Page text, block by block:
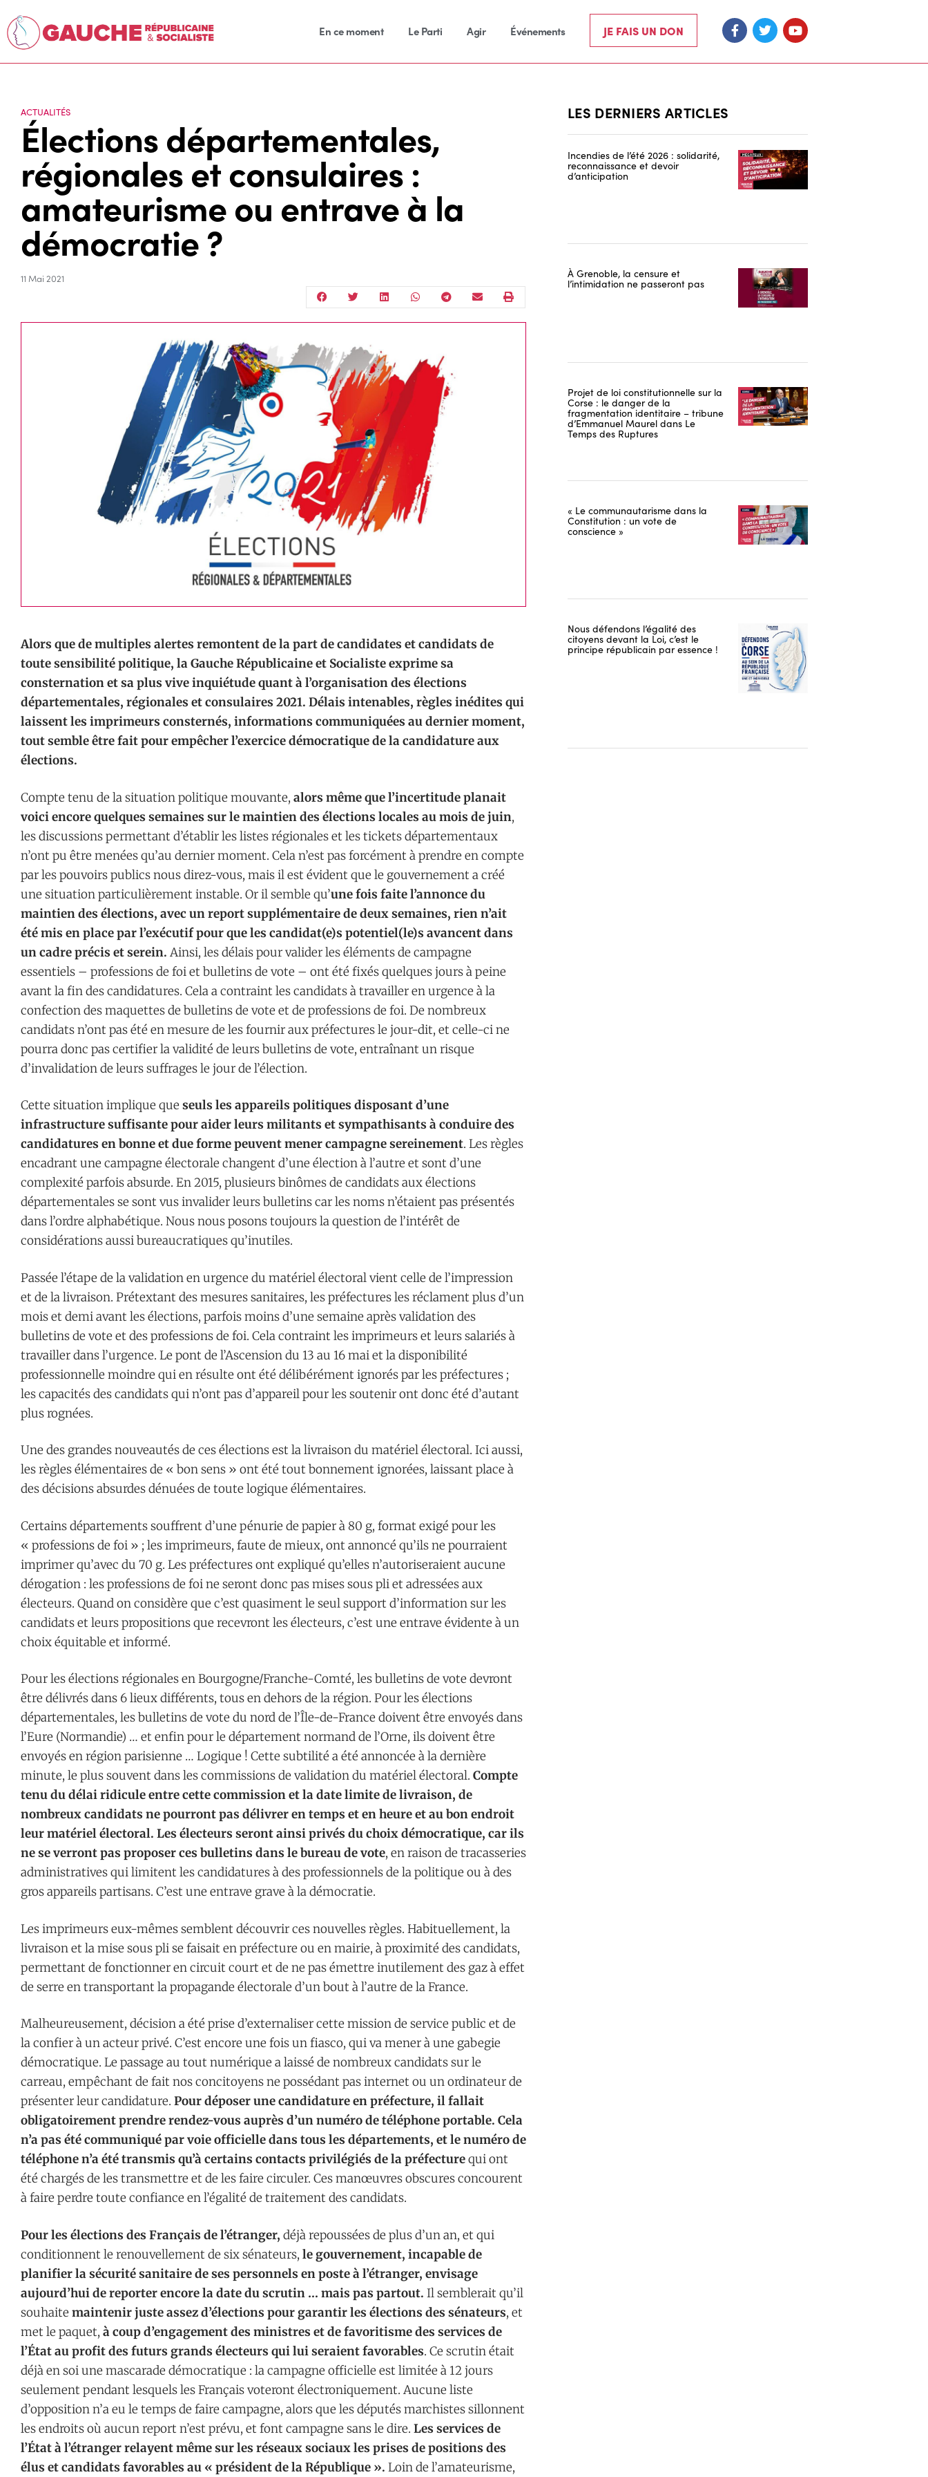
En ce moment Le Parti Agir Événements JE FAIS UN DON
ACTUALITÉS
Élections départementales,
régionales et consulaires :
amateurisme ou entrave à la
démocratie ?
11 Mai 2021
Alors que de multiples alertes remontent de la part de candidates et candidats de
toute sensibilité politique, la Gauche Républicaine et Socialiste exprime sa
consternation et sa plus vive inquiétude quant à l’organisation des élections
départementales, régionales et consulaires 2021. Délais intenables, règles inédites qui
laissent les imprimeurs consternés, informations communiquées au dernier moment,
tout semble être fait pour empêcher l’exercice démocratique de la candidature aux
élections.
Compte tenu de la situation politique mouvante, alors même que l’incertitude planait
voici encore quelques semaines sur le maintien des élections locales au mois de juin,
les discussions permettant d’établir les listes régionales et les tickets départementaux
n’ont pu être menées qu’au dernier moment. Cela n’est pas forcément à prendre en compte
par les pouvoirs publics nous direz-vous, mais il est évident que le gouvernement a créé
une situation particulièrement instable. Or il semble qu’une fois faite l’annonce du
maintien des élections, avec un report supplémentaire de deux semaines, rien n’ait
été mis en place par l’exécutif pour que les candidat(e)s potentiel(le)s avancent dans
un cadre précis et serein. Ainsi, les délais pour valider les éléments de campagne
essentiels – professions de foi et bulletins de vote – ont été fixés quelques jours à peine
avant la fin des candidatures. Cela a contraint les candidats à travailler en urgence à la
confection des maquettes de bulletins de vote et de professions de foi. De nombreux
candidats n’ont pas été en mesure de les fournir aux préfectures le jour-dit, et celle-ci ne
pourra donc pas certifier la validité de leurs bulletins de vote, entraînant un risque
d’invalidation de leurs suffrages le jour de l’élection.
Cette situation implique que seuls les appareils politiques disposant d’une
infrastructure suffisante pour aider leurs militants et sympathisants à conduire des
candidatures en bonne et due forme peuvent mener campagne sereinement. Les règles
encadrant une campagne électorale changent d’une élection à l’autre et sont d’une
complexité parfois absurde. En 2015, plusieurs binômes de candidats aux élections
départementales se sont vus invalider leurs bulletins car les noms n’étaient pas présentés
dans l’ordre alphabétique. Nous nous posons toujours la question de l’intérêt de
considérations aussi bureaucratiques qu’inutiles.
Passée l’étape de la validation en urgence du matériel électoral vient celle de l’impression
et de la livraison. Prétextant des mesures sanitaires, les préfectures les réclament plus d’un
mois et demi avant les élections, parfois moins d’une semaine après validation des
bulletins de vote et des professions de foi. Cela contraint les imprimeurs et leurs salariés à
travailler dans l’urgence. Le pont de l’Ascension du 13 au 16 mai et la disponibilité
professionnelle moindre qui en résulte ont été délibérément ignorés par les préfectures ;
les capacités des candidats qui n’ont pas d’appareil pour les soutenir ont donc été d’autant
plus rognées.
Une des grandes nouveautés de ces élections est la livraison du matériel électoral. Ici aussi,
les règles élémentaires de « bon sens » ont été tout bonnement ignorées, laissant place à
des décisions absurdes dénuées de toute logique élémentaires.
Certains départements souffrent d’une pénurie de papier à 80 g, format exigé pour les
« professions de foi » ; les imprimeurs, faute de mieux, ont annoncé qu’ils ne pourraient
imprimer qu’avec du 70 g. Les préfectures ont expliqué qu’elles n’autoriseraient aucune
dérogation : les professions de foi ne seront donc pas mises sous pli et adressées aux
électeurs. Quand on considère que c’est quasiment le seul support d’information sur les
candidats et leurs propositions que recevront les électeurs, c’est une entrave évidente à un
choix équitable et informé.
Pour les élections régionales en Bourgogne/Franche-Comté, les bulletins de vote devront
être délivrés dans 6 lieux différents, tous en dehors de la région. Pour les élections
départementales, les bulletins de vote du nord de l’Île-de-France doivent être envoyés dans
l’Eure (Normandie) … et enfin pour le département normand de l’Orne, ils doivent être
envoyés en région parisienne … Logique ! Cette subtilité a été annoncée à la dernière
minute, le plus souvent dans les commissions de validation du matériel électoral. Compte
tenu du délai ridicule entre cette commission et la date limite de livraison, de
nombreux candidats ne pourront pas délivrer en temps et en heure et au bon endroit
leur matériel électoral. Les électeurs seront ainsi privés du choix démocratique, car ils
ne se verront pas proposer ces bulletins dans le bureau de vote, en raison de tracasseries
administratives qui limitent les candidatures à des professionnels de la politique ou à des
gros appareils partisans. C’est une entrave grave à la démocratie.
Les imprimeurs eux-mêmes semblent découvrir ces nouvelles règles. Habituellement, la
livraison et la mise sous pli se faisait en préfecture ou en mairie, à proximité des candidats,
permettant de fonctionner en circuit court et de ne pas émettre inutilement des gaz à effet
de serre en transportant la propagande électorale d’un bout à l’autre de la France.
Malheureusement, décision a été prise d’externaliser cette mission de service public et de
la confier à un acteur privé. C’est encore une fois un fiasco, qui va mener à une gabegie
démocratique. Le passage au tout numérique a laissé de nombreux candidats sur le
carreau, empêchant de fait nos concitoyens ne possédant pas internet ou un ordinateur de
présenter leur candidature. Pour déposer une candidature en préfecture, il fallait
obligatoirement prendre rendez-vous auprès d’un numéro de téléphone portable. Cela
n’a pas été communiqué par voie officielle dans tous les départements, et le numéro de
téléphone n’a été transmis qu’à certains contacts privilégiés de la préfecturequi ont
été chargés de les transmettre et de les faire circuler. Ces manœuvres obscures concourent
à faire perdre toute confiance en l’égalité de traitement des candidats.
Pour les élections des Français de l’étranger, déjà repoussées de plus d’un an, et qui
conditionnent le renouvellement de six sénateurs, le gouvernement, incapable de
planifier la sécurité sanitaire de ses personnels en poste à l’étranger, envisage
aujourd’hui de reporter encore la date du scrutin … mais pas partout. Il semblerait qu’il
souhaite maintenir juste assez d’élections pour garantir les élections des sénateurs, et
met le paquet, à coup d’engagement des ministres et de favoritisme des services de
l’État au profit des futurs grands électeurs qui lui seraient favorables. Ce scrutin était
déjà en soi une mascarade démocratique : la campagne officielle est limitée à 12 jours
seulement pendant lesquels les Français voteront électroniquement. Aucune liste
d’opposition n’a eu le temps de faire campagne, alors que les députés marchistes sillonnent
les endroits où aucun report n’est prévu, et font campagne sans le dire. Les services de
l’État à l’étranger relayent même sur les réseaux sociaux les prises de positions des
élus et candidats favorables au « président de la République ». Loin de l’amateurisme,
LES DERNIERS ARTICLES
Incendies de l’été 2026 : solidarité,
reconnaissance et devoir
d’anticipation
À Grenoble, la censure et
l’intimidation ne passeront pas
Projet de loi constitutionnelle sur la
Corse : le danger de la
fragmentation identitaire – tribune
d’Emmanuel Maurel dans Le
Temps des Ruptures
« Le communautarisme dans la
Constitution : un vote de
conscience »
Nous défendons l’égalité des
citoyens devant la Loi, c’est le
principe républicain par essence !